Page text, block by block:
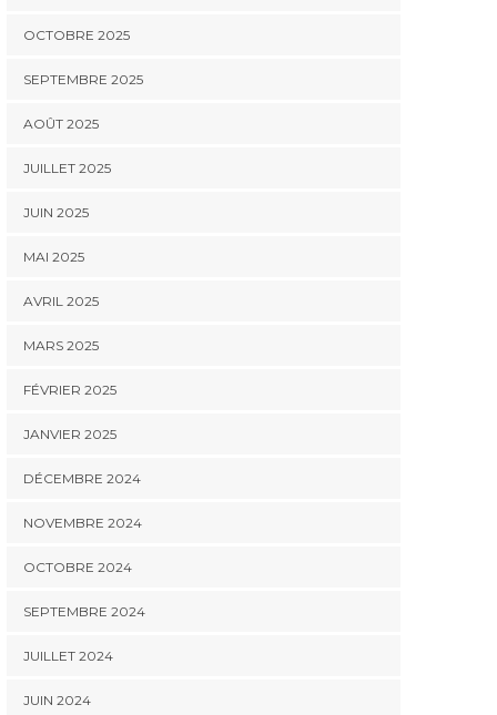
OCTOBRE 2025
SEPTEMBRE 2025
AOÛT 2025
JUILLET 2025
JUIN 2025
MAI 2025
AVRIL 2025
MARS 2025
FÉVRIER 2025
JANVIER 2025
DÉCEMBRE 2024
NOVEMBRE 2024
OCTOBRE 2024
SEPTEMBRE 2024
JUILLET 2024
JUIN 2024